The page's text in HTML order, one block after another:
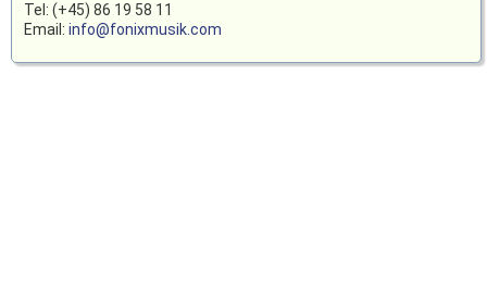
Tel: (+45) 86 19 58 11
Email: info@fonixmusik.com